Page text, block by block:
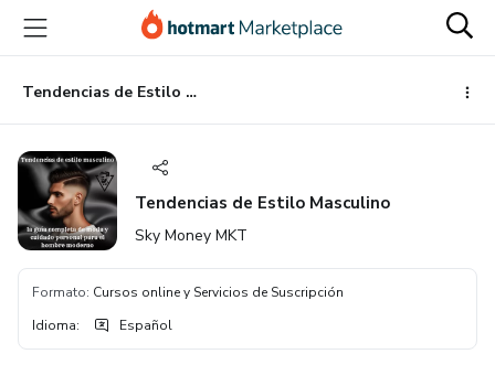
principal
página
de
página
Tendencias de Estilo Masculino
Tendencias de Estilo Masculino
Sky Money MKT
Formato: Cursos online y Servicios de Suscripción
Idioma: Español